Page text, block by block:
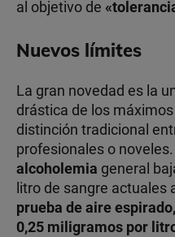
al objetivo de
Nuevos límites
La gran novedad es la
drástica de los
distinción tradicional
profesionales o
alcoholemia general
litro de sangre actuales
prueba de aire
0,25 miligramos por